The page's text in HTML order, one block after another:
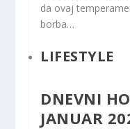
da ovaj
borba…
LIFESTYLE
DNEVNI
JANUAR